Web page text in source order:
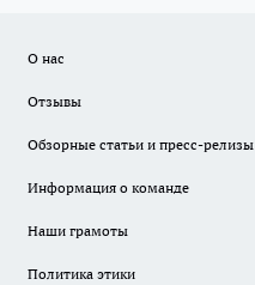
О нас
Отзывы
Обзорные статьи и пресс-релизы
Информация о команде
Наши грамоты
Политика этики